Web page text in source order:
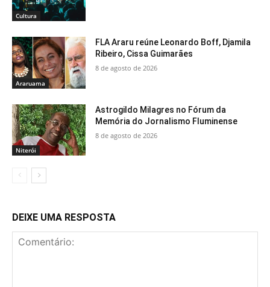
Cultura
Araruama
FLA Araru reúne Leonardo Boff, Djamila
Ribeiro, Cissa Guimarães
8 de agosto de 2026
Niterói
Astrogildo Milagres no Fórum da
Memória do Jornalismo Fluminense
8 de agosto de 2026
DEIXE UMA RESPOSTA